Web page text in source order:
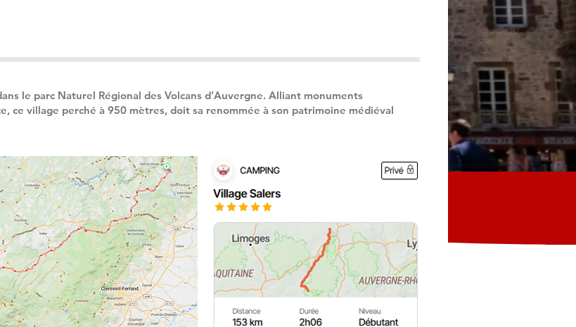
le parc Naturel Régional des Volcans d’Auvergne. Alliant monuments
ce village perché à 950 mètres, doit sa renommée à son patrimoine médiéval